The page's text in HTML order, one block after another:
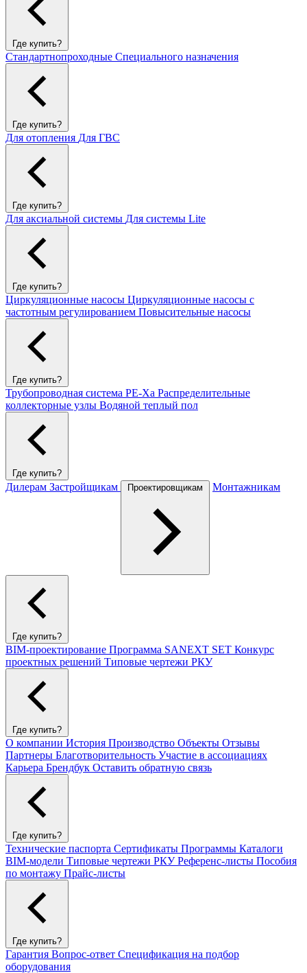
Где купить?
Стандартнопроходные Специального назначения
Где купить?
Для отопления Для ГВС
Где купить?
Для аксиальной системы Для системы Lite
Где купить?
Циркуляционные насосы Циркуляционные насосы с
частотным регулированием Повысительные насосы
Где купить?
Трубопроводная система PE-Xa Распределительные
коллекторные узлы Водяной теплый пол
Где купить?
Дилерам Застройщикам Проектировщикам Монтажникам
Где купить?
BIM-проектирование Программа SANEXT SET Конкурс
проектных решений Типовые чертежи РКУ
Где купить?
О компании История Производство Объекты Отзывы
Партнеры Благотворительность Участие в ассоциациях
Карьера Брендбук Оставить обратную связь
Где купить?
Технические паспорта Сертификаты Программы Каталоги
BIM-модели Типовые чертежи РКУРеференс-листы Пособия
по монтажу Прайс-листы
Где купить?
Гарантия Вопрос-ответ Спецификация на подбор
оборудования